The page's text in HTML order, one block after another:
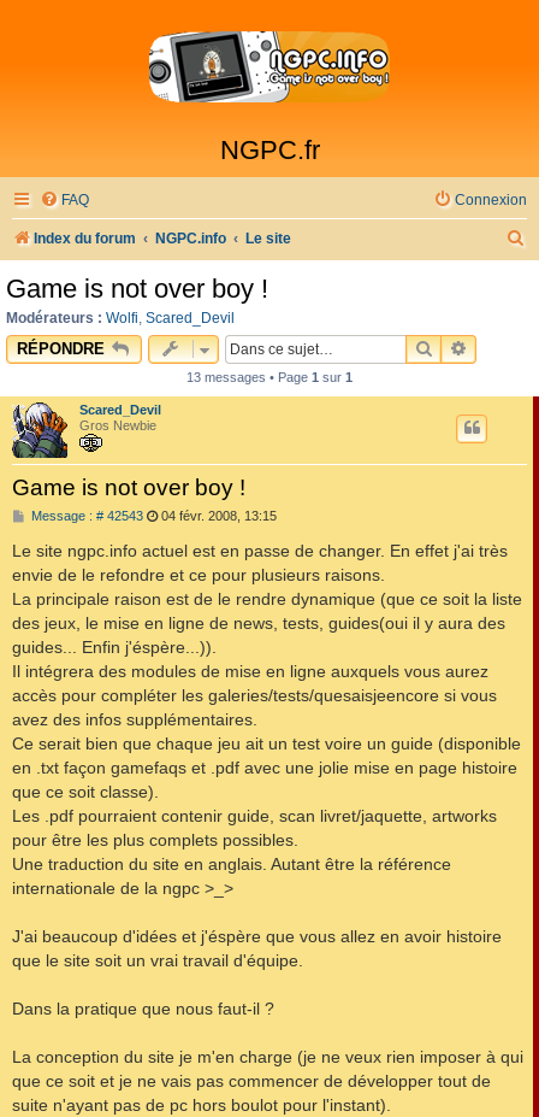
NGPC.fr
FAQ Connexion
Index du forum NGPC.info Le site
r
Game is not over boy !
Modérateurs : Wolfi, Scared_Devil
RÉPONDRE
13 messages • Page 1 sur 1
Scared_Devil
Gros Newbie
Game is not over boy !
Message : # 42543M
s
s
a
e
04 févr. 2008, 13:15
Le site ngpc.info actuel est en passe de changer. En effet j'ai très
envie de le refondre et ce pour plusieurs raisons.
La principale raison est de le rendre dynamique (que ce soit la liste
des jeux, le mise en ligne de news, tests, guides(oui il y aura des
guides... Enfin j'éspère...)).
Il intégrera des modules de mise en ligne auxquels vous aurez
accès pour compléter les galeries/tests/quesaisjeencore si vous
avez des infos supplémentaires.
Ce serait bien que chaque jeu ait un test voire un guide (disponible
en .txt façon gamefaqs et .pdf avec une jolie mise en page histoire
que ce soit classe).
Les .pdf pourraient contenir guide, scan livret/jaquette, artworks
pour être les plus complets possibles.
Une traduction du site en anglais. Autant être la référence
internationale de la ngpc >_>
J'ai beaucoup d'idées et j'éspère que vous allez en avoir histoire
que le site soit un vrai travail d'équipe.
Dans la pratique que nous faut-il ?
La conception du site je m'en charge (je ne veux rien imposer à qui
que ce soit et je ne vais pas commencer de développer tout de
suite n'ayant pas de pc hors boulot pour l'instant).